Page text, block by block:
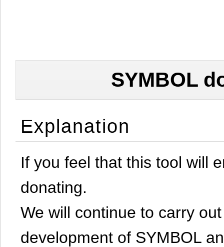
SYMBOL
Explanation
If you feel that this tool will
donating.
We will continue to carry
development of SYMBOL